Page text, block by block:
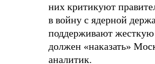
них критикуют
в войну с ядерной
поддерживают жесткую
должен «наказать»
аналитик.